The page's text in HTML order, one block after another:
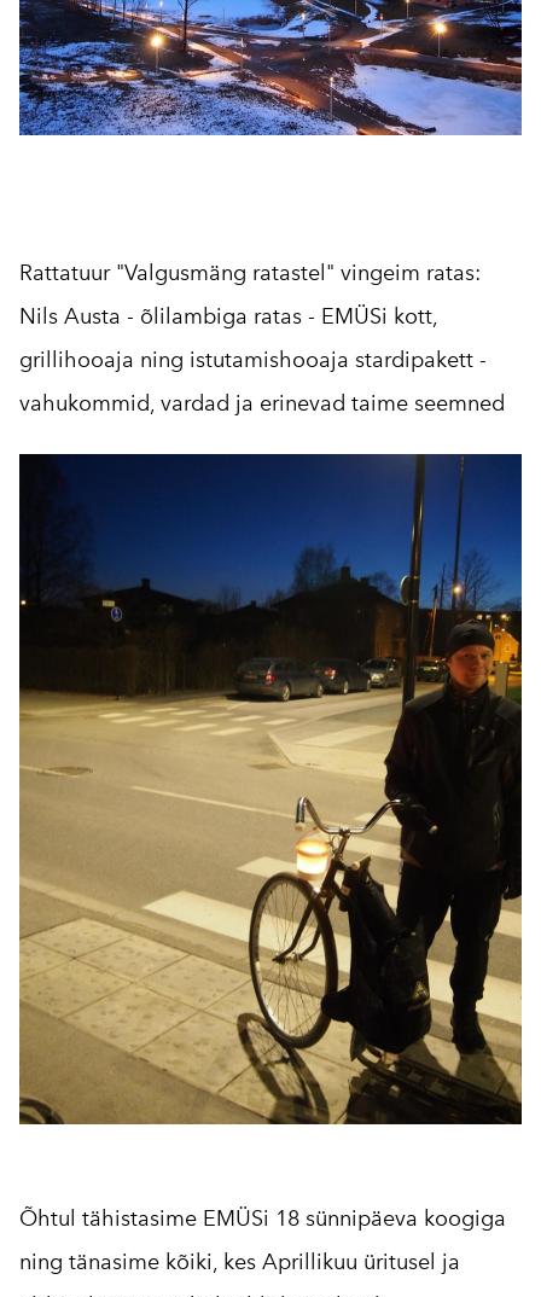
Rattatuur "Valgusmäng ratastel" vingeim ratas:
Nils Austa - õlilambiga ratas - EMÜSi kott,
grillihooaja ning istutamishooaja stardipakett -
vahukommid, vardad ja erinevad taime seemned
Õhtul tähistasime EMÜSi 18 sünnipäeva koogiga
ning tänasime kõiki, kes Aprillikuu üritusel ja